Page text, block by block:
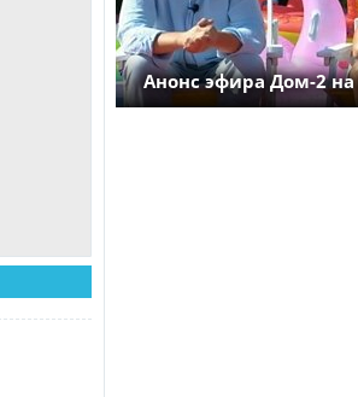
Анонс эфира Дом-2 на